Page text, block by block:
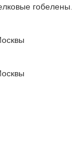
гобелены.